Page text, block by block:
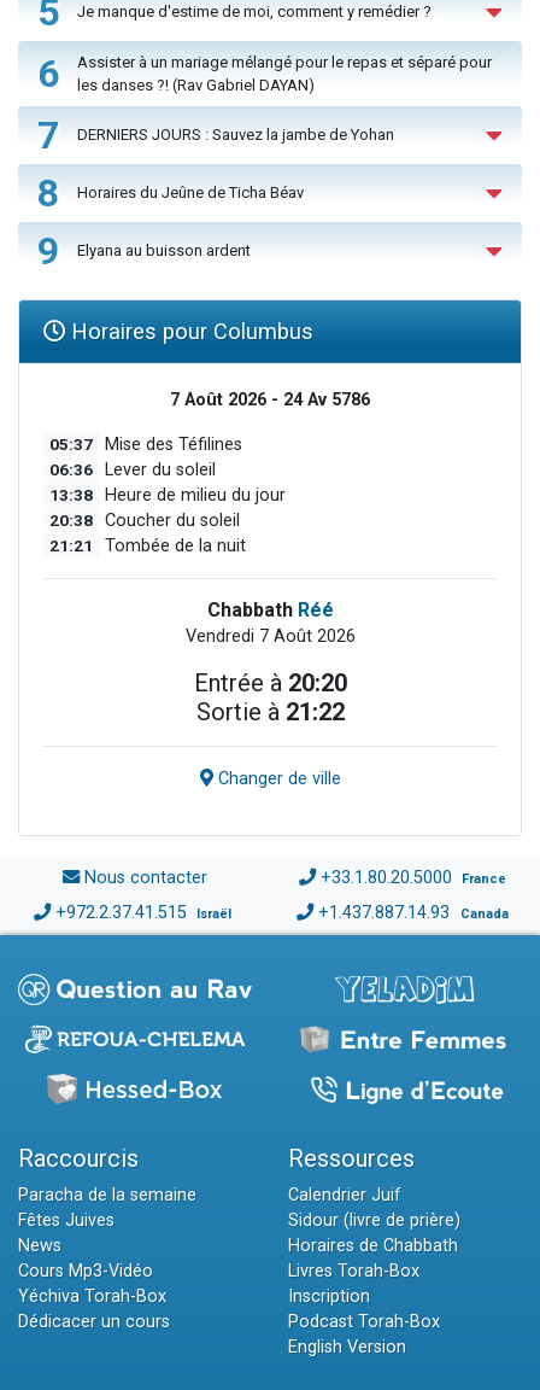
5 Je manque d'estime de moi, comment y remédier ?
6
Assister à un mariage mélangé pour le repas et séparé pour
les danses ?! (Rav Gabriel DAYAN)
7 DERNIERS JOURS : Sauvez la jambe de Yohan
8 Horaires du Jeûne de Ticha Béav
9 Elyana au buisson ardent
Horaires pour Columbus
7 Août 2026 - 24 Av 5786
05:37 Mise des Téfilines
06:36 Lever du soleil
13:38 Heure de milieu du jour
20:38 Coucher du soleil
21:21 Tombée de la nuit
Chabbath Réé
Vendredi 7 Août 2026
Entrée à 20:20
Sortie à 21:22
Changer de ville
Nous contacter +33.1.80.20.5000 France
+972.2.37.41.515 Israël +1.437.887.14.93 Canada
Raccourcis
Paracha de la semaine
Fêtes Juives
News
Cours Mp3-Vidéo
Yéchiva Torah-Box
Dédicacer un cours
Ressources
Calendrier Juif
Sidour (livre de prière)
Horaires de Chabbath
Livres Torah-Box
Inscription
Podcast Torah-Box
English Version